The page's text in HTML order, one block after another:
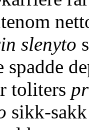
slenyto
toliters
sikk-